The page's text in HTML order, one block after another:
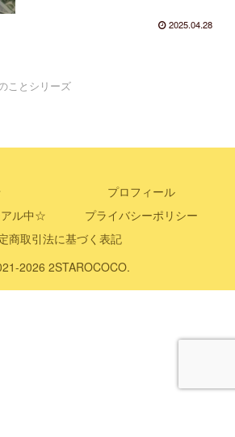
2025.04.28
ことシリーズ
プロフィール
ル中☆
プライバシーポリシー
商取引法に基づく表記
2026 2STAROCOCO.